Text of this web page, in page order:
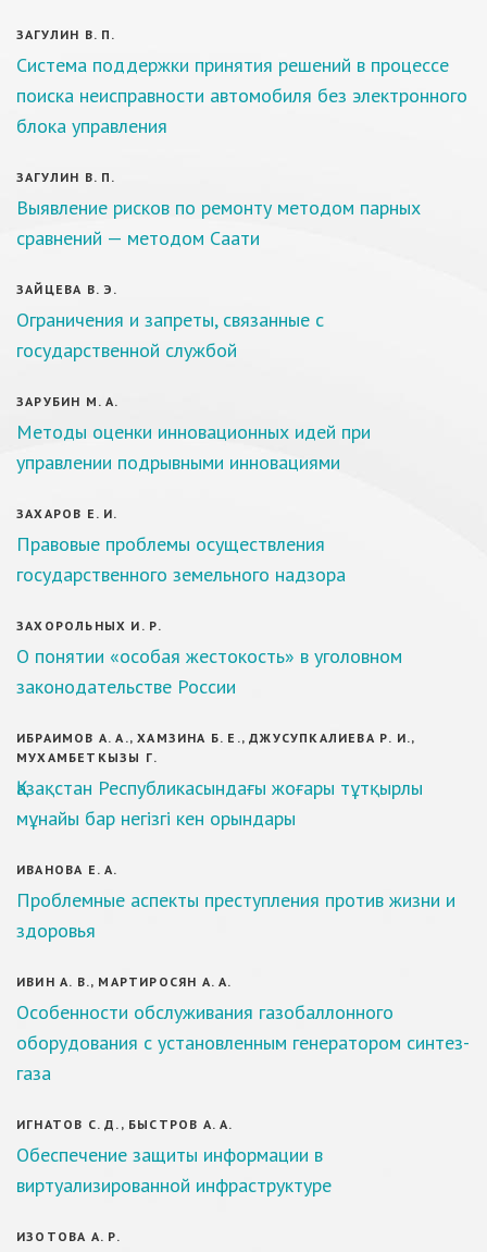
ЗАГУЛИН В. П.
Система поддержки принятия решений в процессе
поиска неисправности автомобиля без электронного
блока управления
ЗАГУЛИН В. П.
Выявление рисков по ремонту методом парных
сравнений — методом Саати
ЗАЙЦЕВА В. Э.
Ограничения и запреты, связанные с
государственной службой
ЗАРУБИН М. А.
Методы оценки инновационных идей при
управлении подрывными инновациями
ЗАХАРОВ Е. И.
Правовые проблемы осуществления
государственного земельного надзора
ЗАХОРОЛЬНЫХ И. Р.
О понятии «особая жестокость» в уголовном
законодательстве России
ИБРАИМОВ А. А., ХАМЗИНА Б. Е., ДЖУСУПКАЛИЕВА Р. И.,
МУХАМБЕТКЫЗЫ Г.
Қазақстан Республикасындағы жоғары тұтқырлы
мұнайы бар негізгі кен орындары
ИВАНОВА Е. А.
Проблемные аспекты преступления против жизни и
здоровья
ИВИН А. В., МАРТИРОСЯН А. А.
Особенности обслуживания газобаллонного
оборудования с установленным генератором синтез-
газа
ИГНАТОВ С. Д., БЫСТРОВ А. А.
Обеспечение защиты информации в
виртуализированной инфраструктуре
ИЗОТОВА А. Р.